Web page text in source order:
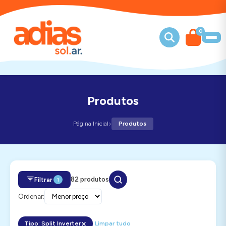
0
Produtos
Página Inicial› Produtos
Filtrar 1 82 produtos
Ordenar:
Tipo: Split Inverter Limpar tudo